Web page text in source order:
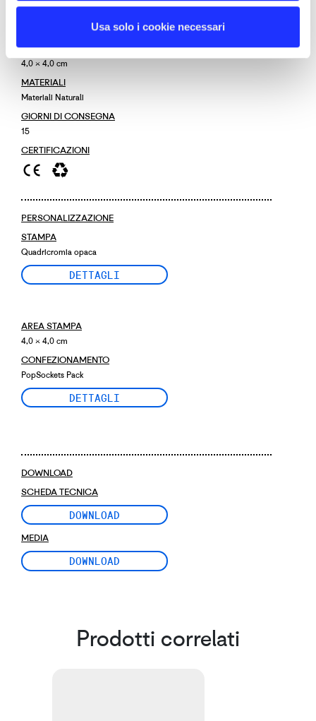
Usa solo i cookie necessari
DIMENSIONE
4,0 × 4,0 cm
MATERIALI
Materiali Naturali
GIORNI DI CONSEGNA
15
CERTIFICAZIONI
PERSONALIZZAZIONE
STAMPA
Quadricromia opaca
DETTAGLI
AREA STAMPA
4,0 × 4,0 cm
CONFEZIONAMENTO
PopSockets Pack
DETTAGLI
DOWNLOAD
SCHEDA TECNICA
DOWNLOAD
MEDIA
DOWNLOAD
Prodotti correlati